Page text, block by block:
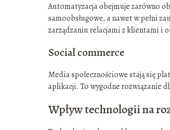
Automatyzacja obejmuje zarówno
samoobsługowe, a nawet w pełni
zarządzaniu relacjami z klientami i
Social commerce
Media społecznościowe stają się
aplikacji. To wygodne rozwiązanie
Wpływ technologii na